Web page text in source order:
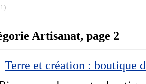
Artisanat, page 2
Terre et création : boutique